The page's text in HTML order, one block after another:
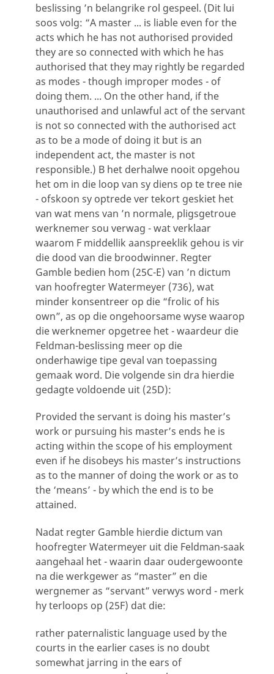
beslissing ’n belangrike rol gespeel. (Dit lui
soos volg: “A master ... is liable even for the
acts which he has not authorised provided
they are so connected with which he has
authorised that they may rightly be regarded
as modes - though improper modes - of
doing them. ... On the other hand, if the
unauthorised and unlawful act of the servant
is not so connected with the authorised act
as to be a mode of doing it but is an
independent act, the master is not
responsible.) B het derhalwe nooit opgehou
het om in die loop van sy diens op te tree nie
- ofskoon sy optrede ver tekort geskiet het
van wat mens van ’n normale, pligsgetroue
werknemer sou verwag - wat verklaar
waarom F middellik aanspreeklik gehou is vir
die dood van die broodwinner. Regter
Gamble bedien hom (25C-E) van ’n dictum
van hoofregter Watermeyer (736), wat
minder konsentreer op die “frolic of his
own”, as op die ongehoorsame wyse waarop
die werknemer opgetree het - waardeur die
Feldman-beslissing meer op die
onderhawige tipe geval van toepassing
gemaak word. Die volgende sin dra hierdie
gedagte voldoende uit (25D):
Provided the servant is doing his master’s
work or pursuing his master’s ends he is
acting within the scope of his employment
even if he disobeys his master’s instructions
as to the manner of doing the work or as to
the ‘means’ - by which the end is to be
attained.
Nadat regter Gamble hierdie dictum van
hoofregter Watermeyer uit die Feldman-saak
aangehaal het - waarin daar oudergewoonte
na die werkgewer as “master” en die
wergnemer as “servant” verwys word - merk
hy terloops op (25F) dat die:
rather paternalistic language used by the
courts in the earlier cases is no doubt
somewhat jarring in the ears of